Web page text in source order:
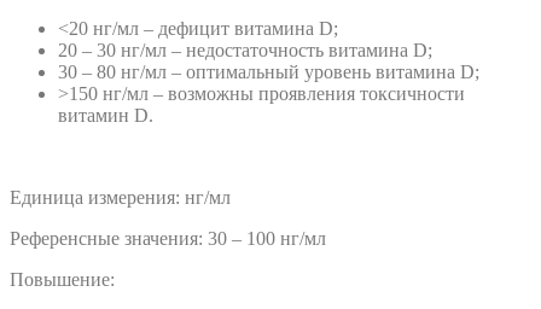
<20 нг/мл – дефицит витамина D;
20 – 30 нг/мл – недостаточность витамина D;
30 – 80 нг/мл – оптимальный уровень витамина D;
>150 нг/мл – возможны проявления токсичности
витамин D.
Единица измерения: нг/мл
Референсные значения: 30 – 100 нг/мл
Повышение: